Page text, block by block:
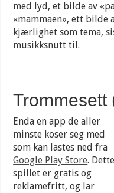
med lyd, et bilde av
«mammaen», ett bilde
kjærlighet som tema,
musikksnutt til.
Trommesett
Enda en app de aller
minste koser seg med
som kan lastes ned fra
Google Play Store. Dette
spillet er gratis og
reklamefritt, og lar